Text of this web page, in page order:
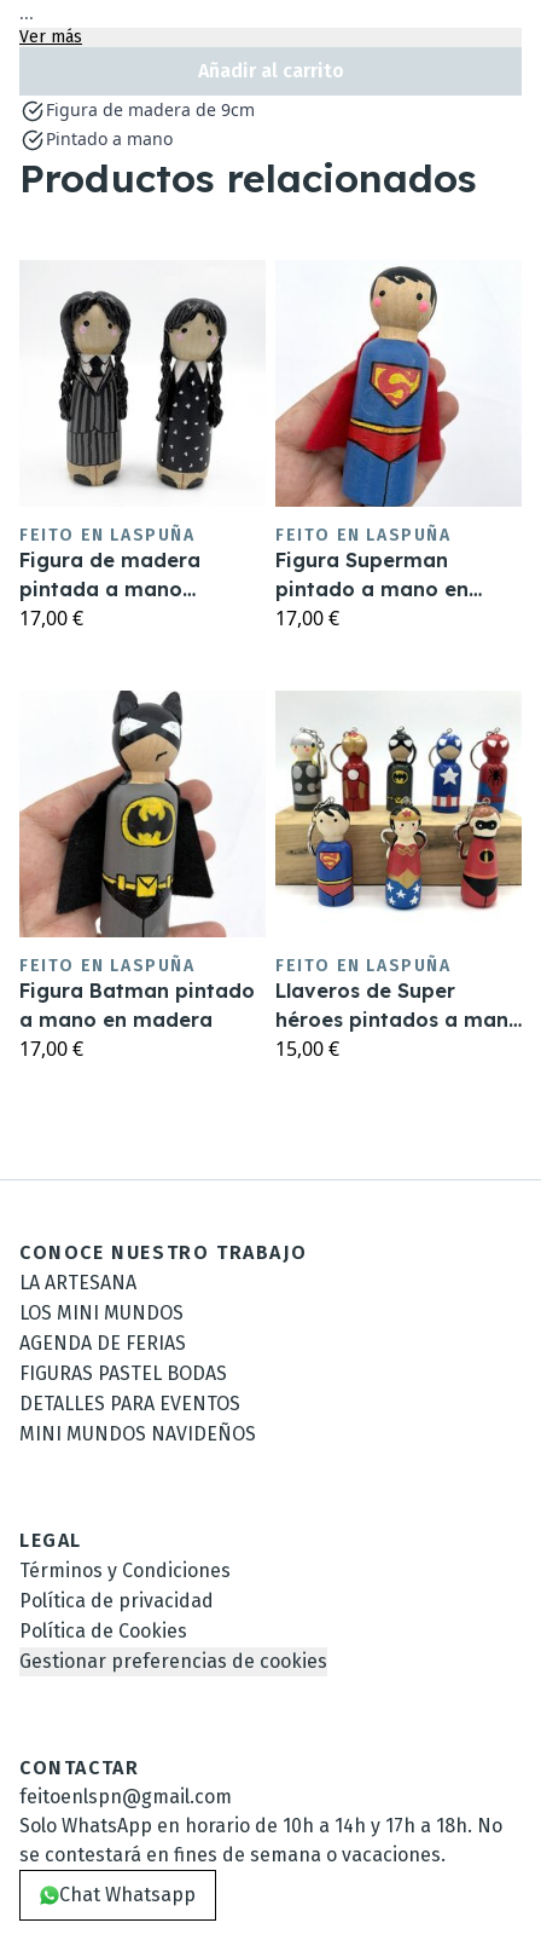
...
Ver más
Añadir al carrito
Figura de madera de 9cm
Pintado a mano
Productos relacionados
FEITO EN LASPUÑA
Figura de madera
pintada a mano
Miércoles Addams
17,00 €
FEITO EN LASPUÑA
Figura Superman
pintado a mano en
madera
17,00 €
FEITO EN LASPUÑA
Figura Batman pintado
a mano en madera
17,00 €
FEITO EN LASPUÑA
Llaveros de Super
héroes pintados a mano
en madera
15,00 €
CONOCE NUESTRO TRABAJO
LA ARTESANA
LOS MINI MUNDOS
AGENDA DE FERIAS
FIGURAS PASTEL BODAS
DETALLES PARA EVENTOS
MINI MUNDOS NAVIDEÑOS
LEGAL
Términos y Condiciones
Política de privacidad
Política de Cookies
Gestionar preferencias de cookies
CONTACTAR
feitoenlspn@gmail.com
Solo WhatsApp en horario de 10h a 14h y 17h a 18h. No
se contestará en fines de semana o vacaciones.
Chat Whatsapp